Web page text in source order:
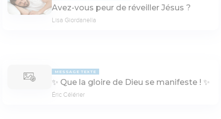
Avez-vous peur de réveiller Jésus ?
Lisa Giordanella
MESSAGE TEXTE
✨ Que la gloire de Dieu se manifeste ! ✨
Éric Célérier